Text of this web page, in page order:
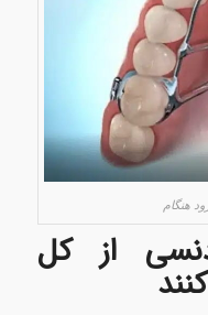
هنگام
از کل